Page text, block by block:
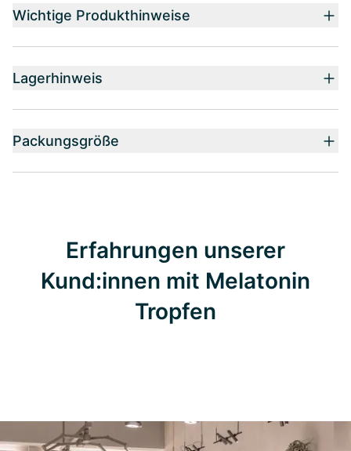
Wichtige Produkthinweise
Lagerhinweis
Packungsgröße
Erfahrungen unserer
Kund:innen mit Melatonin
Tropfen